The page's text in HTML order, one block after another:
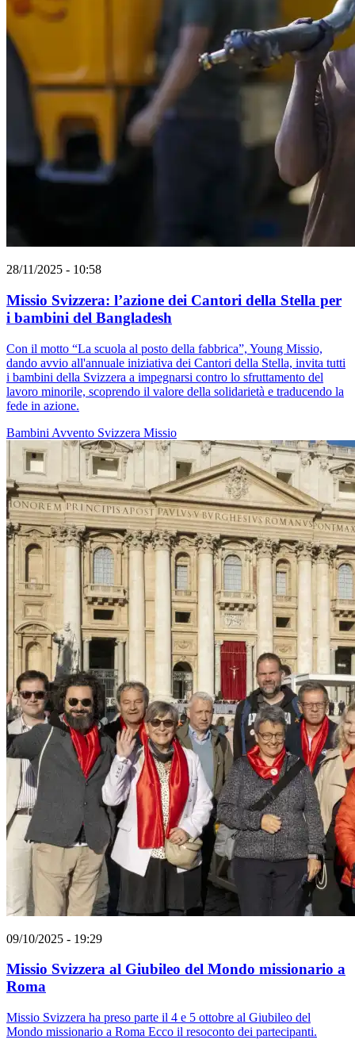
28/11/2025 - 10:58
Missio Svizzera: l’azione dei Cantori della Stella per
i bambini del Bangladesh
Con il motto “La scuola al posto della fabbrica”, Young Missio,
dando avvio all'annuale iniziativa dei Cantori della Stella, invita tutti
i bambini della Svizzera a impegnarsi contro lo sfruttamento del
lavoro minorile, scoprendo il valore della solidarietà e traducendo la
fede in azione.
Bambini Avvento Svizzera Missio
09/10/2025 - 19:29
Missio Svizzera al Giubileo del Mondo missionario a
Roma
Missio Svizzera ha preso parte il 4 e 5 ottobre al Giubileo del
Mondo missionario a Roma Ecco il resoconto dei partecipanti.